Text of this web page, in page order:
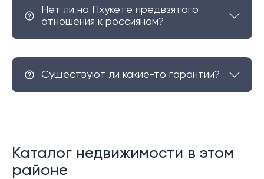
Нет ли на Пхукете предвзятого
отношения к россиянам?
Существуют ли какие-то гарантии?
Каталог недвижимости в этом
районе